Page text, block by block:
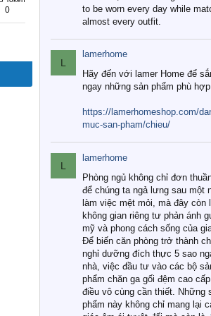
0
to be worn every day while
almost every outfit.
L
lamerhome
Hãy đến với lamer Home để
ngay những sản phẩm phù hợp
https://lamerhomeshop.com/
muc-san-pham/chieu/
L
lamerhome
Phòng ngủ không chỉ đơn
để chúng ta ngả lưng sau một
làm việc mệt mỏi, mà đây còn
không gian riêng tư phản ánh
mỹ và phong cách sống của
Để biến căn phòng trở thành
nghỉ dưỡng đích thực 5 sao
nhà, việc đầu tư vào các bộ
phẩm chăn ga gối đệm cao
điều vô cùng cần thiết. Những
phẩm này không chỉ mang lại